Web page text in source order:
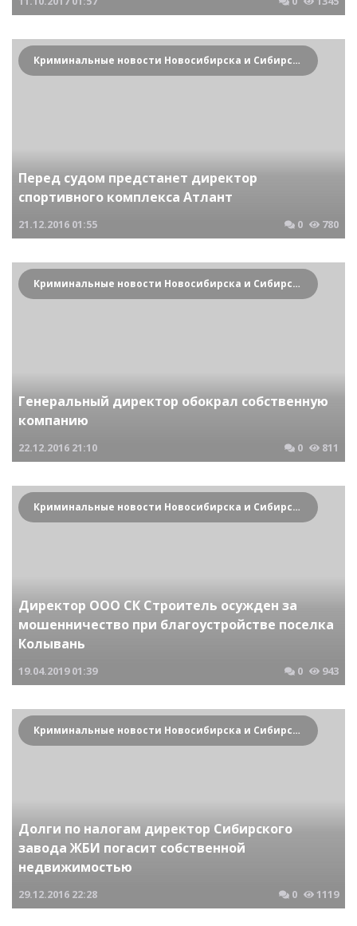
Криминальные новости Новосибирска и Сибирского региона
Перед судом предстанет директор
спортивного комплекса Атлант
21.12.2016 01:55 0 780
Криминальные новости Новосибирска и Сибирского региона
Генеральный директор обокрал собственную
компанию
22.12.2016 21:10 0 811
Криминальные новости Новосибирска и Сибирского региона
Директор ООО СК Строитель осужден за
мошенничество при благоустройстве поселка
Колывань
19.04.2019 01:39 0 943
Криминальные новости Новосибирска и Сибирского региона
Долги по налогам директор Сибирского
завода ЖБИ погасит собственной
недвижимостью
29.12.2016 22:28 0 1119